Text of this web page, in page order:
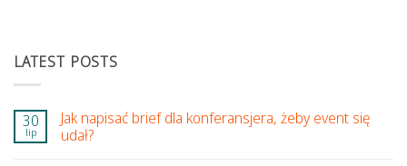
LATEST POSTS
30
lip
Jak napisać brief dla konferansjera, żeby event się
udał?